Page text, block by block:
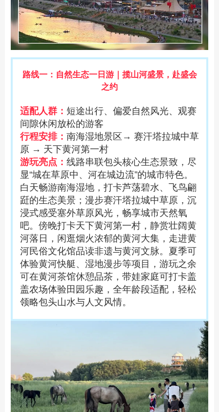
路线一：自然生态一日游｜揽山河盛景，赴盛会
之约
适配人群： 短途出行、偏爱自然风光、观赛
间隙休闲放松的游客
行程安排： 南海湿地景区 → 赛汗塔拉城中草
原 → 天下黄河第一村
游玩亮点： 线路串联包头核心生态景致，尽
显“城在草原中、河在城边流”的城市特色。
白天畅游南海湿地，打卡芦荡碧水、飞鸟翩
跹的生态美景；漫步赛汗塔拉城中草原，沉
浸式感受塞外草原风光，畅享城市天然氧
吧。傍晚打卡天下黄河第一村，静赏壮阔黄
河落日，闲逛烟火浓郁的黄河大集，走进黄
河民俗文化馆品读非遗与黄河文脉。夏季可
体验黄河快艇、湿地漫步等项目，游玩之余
可在黄河茶馆休憩品茶，带娃家庭可打卡盖
盖农场体验田园乐趣，全年龄段适配，轻松
领略包头山水与人文风情。